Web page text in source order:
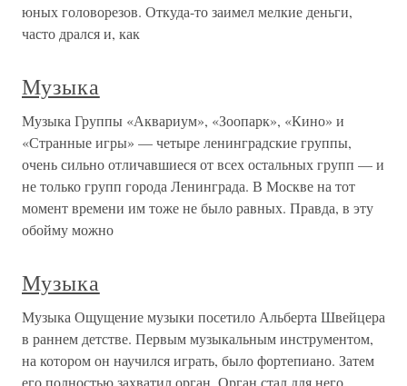
юных головорезов. Откуда-то заимел мелкие деньги,
часто дрался и, как
Музыка
Музыка Группы «Аквариум», «Зоопарк», «Кино» и
«Странные игры» — четыре ленинградские группы,
очень сильно отличавшиеся от всех остальных групп — и
не только групп города Ленинграда. В Москве на тот
момент времени им тоже не было равных. Правда, в эту
обойму можно
Музыка
Музыка Ощущение музыки посетило Альберта Швейцера
в раннем детстве. Первым музыкальным инструментом,
на котором он научился играть, было фортепиано. Затем
его полностью захватил орган. Орган стал для него